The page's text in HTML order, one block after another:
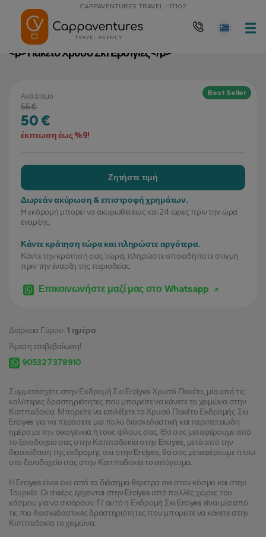
CAPPAVENTURES TRAVEL - 17102
Αρχική Σελίδα
Συμμετάσχετε στην Εκδρομή Σκι Erciyes Χρυσό Πακέτο, μία από τις
καλύτερες δραστηριότητες που μπορείτε να κάνετε το χειμώνα στην
Καππαδοκία. Μπορείτε να επιλέξετε το Χρυσό Πακέτο Εκδρομής Σκι
Erciyes για να περάσετε μια πολύ διασκεδαστική και περιπετειώδη
ημέρα με την οικογένεια ή τους φίλους σας. Θα σας μεταφέρουμε από
το ξενοδοχείο σας στην Καππαδοκία στην Erciyes, μετά από την
διασκέδαση της εκδρομής σκι στην Erciyes, θα σας μεταφέρουμε πίσω
στο ξενοδοχείο σας στην Καππαδοκία το απόγευμα.
Η Erciyes είναι ένα από τα διάσημα θέρετρα σκι στον κόσμο και στην
Τουρκία. Οι σκιέρς έρχονται στην Erciyes από πολλές χώρες του
κόσμου για να σκιάρουν. Γι' αυτό η Εκδρομή Σκι Erciyes είναι μία από
τις πιο διασκεδαστικές δραστηριότητες που μπορείτε να κάνετε στην
Καππαδοκία το χειμώνα.
<p>Πακέτο Χρυσό Σκι Ερσίγιες</p>
Ανά άτομο
55 €
50 €
έκπτωση έως %9!
Best Seller
Ζητήστε τιμή
Δωρεάν ακύρωση & επιστροφή χρημάτων.
Η εκδρομή μπορεί να ακυρωθεί έως και 24 ώρες πριν την ώρα
έναρξης.
Κάντε κράτηση τώρα και πληρώστε αργότερα.
Κάντε την κράτησή σας τώρα, πληρώστε οποιαδήποτε στιγμή
πριν την έναρξη της περιοδείας.
Επικοινωνήστε μαζί μας στο Whatsapp
Διάρκεια Γύρου: 1 ημέρα
Άμεση επιβεβαίωση!
905327378910